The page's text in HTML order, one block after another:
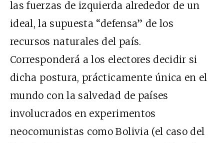
las fuerzas de izquierda alrededor de un
ideal, la supuesta “defensa” de los
recursos naturales del país.
Corresponderá a los electores decidir si
dicha postura, prácticamente única en el
mundo con la salvedad de países
involucrados en experimentos
neocomunistas como Bolivia (el caso del